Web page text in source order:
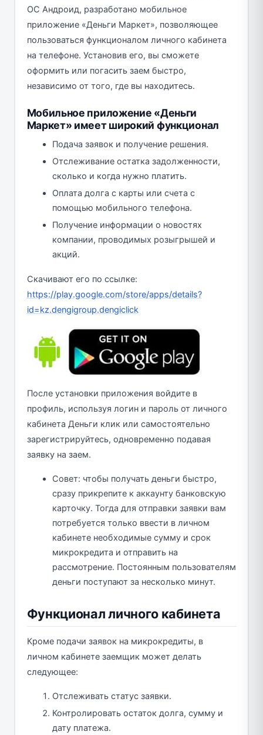
ОС Андроид, разработано мобильное
приложение «Деньги Маркет», позволяющее
пользоваться функционалом личного кабинета
на телефоне. Установив его, вы сможете
оформить или погасить заем быстро,
независимо от того, где вы находитесь.
Мобильное приложение «Деньги
Маркет» имеет широкий функционал
Подача заявок и получение решения.
Отслеживание остатка задолженности,
сколько и когда нужно платить.
Оплата долга с карты или счета с
помощью мобильного телефона.
Получение информации о новостях
компании, проводимых розыгрышей и
акций.
Скачивают его по ссылке:
https://play.google.com/store/apps/details?
id=kz.dengigroup.dengiclick
После установки приложения войдите в
профиль, используя логин и пароль от личного
кабинета Деньги клик или самостоятельно
зарегистрируйтесь, одновременно подавая
заявку на заем.
Совет: чтобы получать деньги быстро,
сразу прикрепите к аккаунту банковскую
карточку. Тогда для отправки заявки вам
потребуется только ввести в личном
кабинете необходимые сумму и срок
микрокредита и отправить на
рассмотрение. Постоянным пользователям
деньги поступают за несколько минут.
Функционал личного кабинета
Кроме подачи заявок на микрокредиты, в
личном кабинете заемщик может делать
следующее:
Отслеживать статус заявки.
Контролировать остаток долга, сумму и
дату платежа.